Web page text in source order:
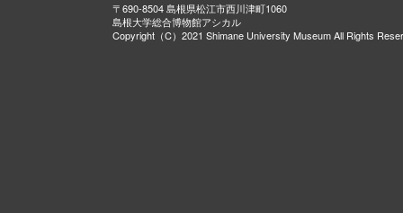
〒690-8504 島根県松江市西川津町1060
島根大学総合博物館アシカル
Copyright（C）2021 Shimane University Museum All Rights